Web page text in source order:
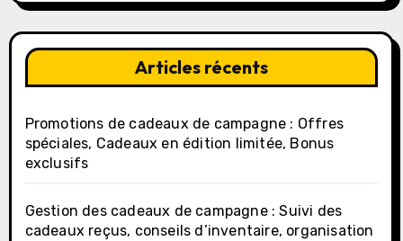
Articles récents
Promotions de cadeaux de campagne : Offres
spéciales, Cadeaux en édition limitée, Bonus
exclusifs
Gestion des cadeaux de campagne : Suivi des
cadeaux reçus, conseils d’inventaire, organisation